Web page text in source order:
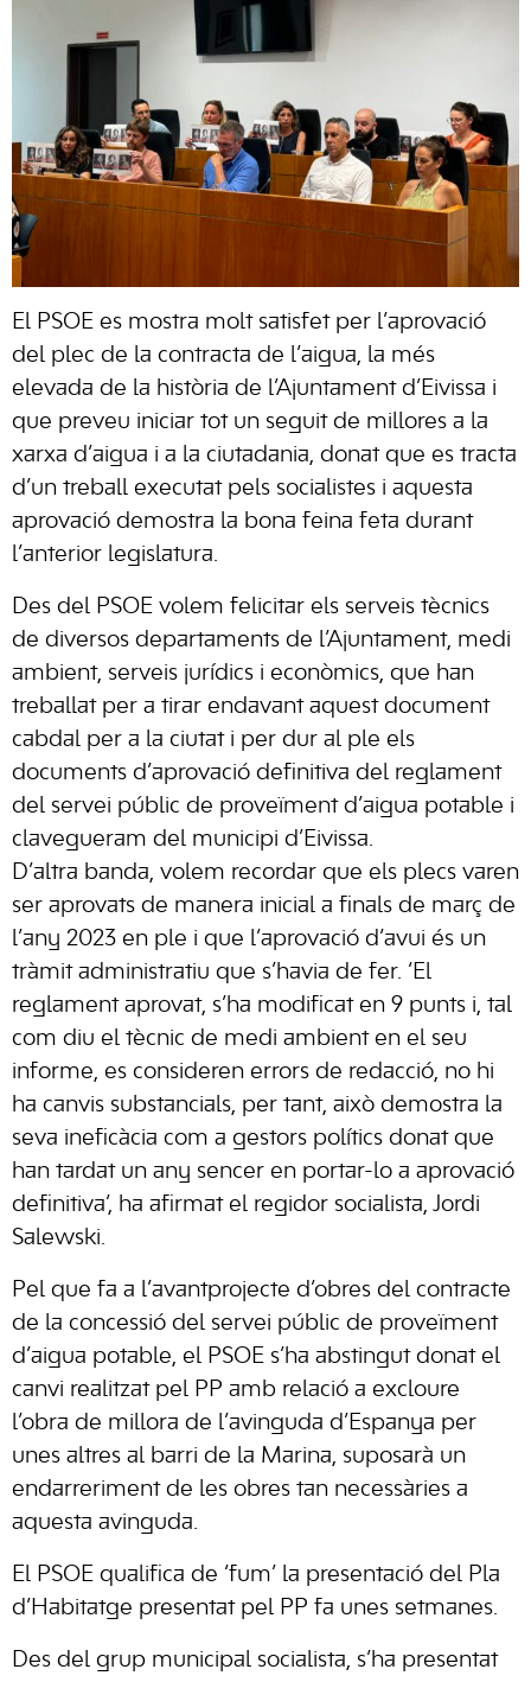
El PSOE es mostra molt satisfet per l’aprovació
del plec de la contracta de l’aigua, la més
elevada de la història de l’Ajuntament d’Eivissa i
que preveu iniciar tot un seguit de millores a la
xarxa d’aigua i a la ciutadania, donat que es tracta
d’un treball executat pels socialistes i aquesta
aprovació demostra la bona feina feta durant
l’anterior legislatura.
Des del PSOE volem felicitar els serveis tècnics
de diversos departaments de l’Ajuntament, medi
ambient, serveis jurídics i econòmics, que han
treballat per a tirar endavant aquest document
cabdal per a la ciutat i per dur al ple els
documents d’aprovació definitiva del reglament
del servei públic de proveïment d’aigua potable i
clavegueram del municipi d’Eivissa.
D’altra banda, volem recordar que els plecs varen
ser aprovats de manera inicial a finals de març de
l’any 2023 en ple i que l’aprovació d’avui és un
tràmit administratiu que s’havia de fer. ‘El
reglament aprovat, s’ha modificat en 9 punts i, tal
com diu el tècnic de medi ambient en el seu
informe, es consideren errors de redacció, no hi
ha canvis substancials, per tant, això demostra la
seva ineficàcia com a gestors polítics donat que
han tardat un any sencer en portar-lo a aprovació
definitiva’, ha afirmat el regidor socialista, Jordi
Salewski.
Pel que fa a l’avantprojecte d’obres del contracte
de la concessió del servei públic de proveïment
d’aigua potable, el PSOE s’ha abstingut donat el
canvi realitzat pel PP amb relació a excloure
l’obra de millora de l’avinguda d’Espanya per
unes altres al barri de la Marina, suposarà un
endarreriment de les obres tan necessàries a
aquesta avinguda.
El PSOE qualifica de ‘fum’ la presentació del Pla
d’Habitatge presentat pel PP fa unes setmanes.
Des del grup municipal socialista, s’ha presentat